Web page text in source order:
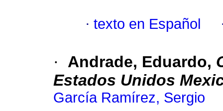
· texto en Español
· Andrade, Eduardo,
Estados Unidos
García Ramírez, Sergio